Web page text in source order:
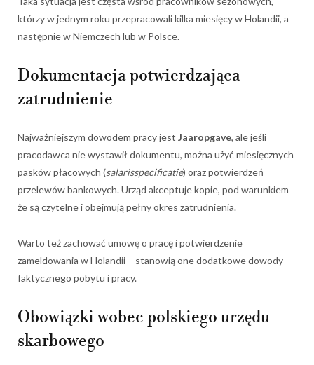
którzy w jednym roku przepracowali kilka miesięcy w Holandii, a
następnie w Niemczech lub w Polsce.
Dokumentacja potwierdzająca
zatrudnienie
Najważniejszym dowodem pracy jest Jaaropgave, ale jeśli
pracodawca nie wystawił dokumentu, można użyć miesięcznych
pasków płacowych (salarisspecificatie) oraz potwierdzeń
przelewów bankowych. Urząd akceptuje kopie, pod warunkiem
że są czytelne i obejmują pełny okres zatrudnienia.
Warto też zachować umowę o pracę i potwierdzenie
zameldowania w Holandii – stanowią one dodatkowe dowody
faktycznego pobytu i pracy.
Obowiązki wobec polskiego urzędu
skarbowego